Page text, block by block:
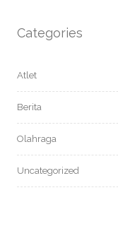
Categories
Atlet
Berita
Olahraga
Uncategorized